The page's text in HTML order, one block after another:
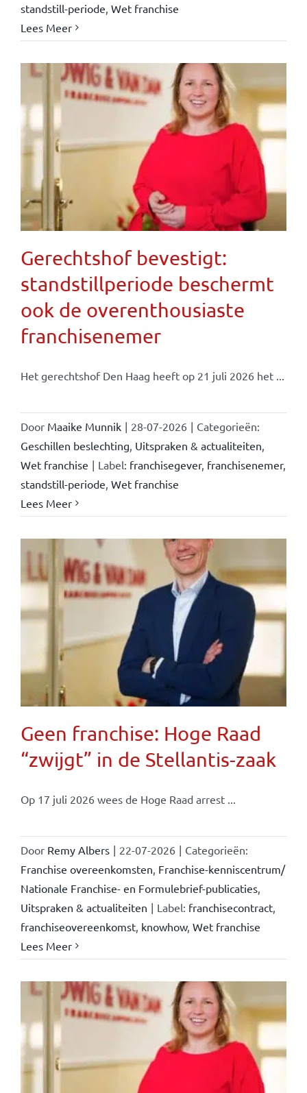
standstill-periode Wet franchise
Lees Meer
Gerechtshof bevestigt:
standstillperiode beschermt
ook de overenthousiaste
franchisenemer
Het gerechtshof Den Haag heeft op 21 juli 2026 het ...
Door Maaike Munnik | 28-07-2026 | Categorieën:
Geschillen beslechting Uitspraken & actualiteiten
Wet franchise | Label: franchisegever, franchisenemer,
standstill-periode Wet franchise
Lees Meer
Geen franchise: Hoge Raad
“zwijgt” in de Stellantis-zaak
Op 17 juli 2026 wees de Hoge Raad arrest ...
Door Remy Albers | 22-07-2026 | Categorieën:
Franchise overeenkomsten Franchise-kenniscentrum/
Nationale Franchise- en Formulebrief-publicaties,
Uitspraken & actualiteiten | Label: franchisecontract,
franchiseovereenkomst, knowhow, Wet franchise
Lees Meer